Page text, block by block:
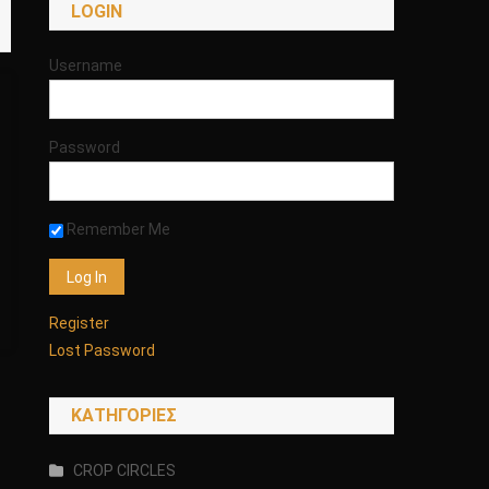
LOGIN
Username
Password
Remember Me
Register
Lost Password
KΑΤΗΓΟΡΊΕΣ
CROP CIRCLES